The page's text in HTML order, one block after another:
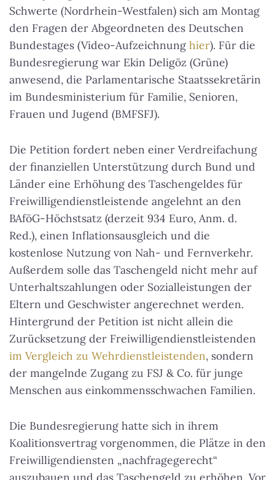
Schwerte (Nordrhein-Westfalen) sich am Montag
den Fragen der Abgeordneten des Deutschen
Bundestages (Video-Aufzeichnung hier). Für die
Bundesregierung war Ekin Deligöz (Grüne)
anwesend, die Parlamentarische Staatssekretärin
im Bundesministerium für Familie, Senioren,
Frauen und Jugend (BMFSFJ).
Die Petition fordert neben einer Verdreifachung
der finanziellen Unterstützung durch Bund und
Länder eine Erhöhung des Taschengeldes für
Freiwilligendienstleistende angelehnt an den
BAföG-Höchstsatz (derzeit 934 Euro, Anm. d.
Red.), einen Inflationsausgleich und die
kostenlose Nutzung von Nah- und Fernverkehr.
Außerdem solle das Taschengeld nicht mehr auf
Unterhaltszahlungen oder Sozialleistungen der
Eltern und Geschwister angerechnet werden.
Hintergrund der Petition ist nicht allein die
Zurücksetzung der Freiwilligendienstleistenden
im Vergleich zu Wehrdienstleistenden, sondern
der mangelnde Zugang zu FSJ & Co. für junge
Menschen aus einkommensschwachen Familien.
Die Bundesregierung hatte sich in ihrem
Koalitionsvertrag vorgenommen, die Plätze in den
Freiwilligendiensten „nachfragegerecht“